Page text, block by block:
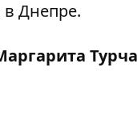
Днепре.